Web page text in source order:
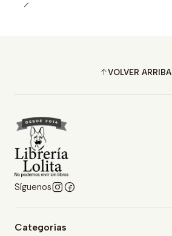
VOLVER ARRIBA
Síguenos
Categorías